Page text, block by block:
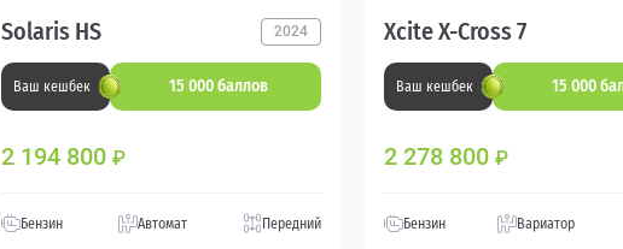
Solaris HS 2024
Ваш кешбек 15 000 баллов
2 194 800 ₽
Бензин Автомат Передний
Xcite X-Cross 7
Ваш кешбек 15 000
2 278 800 ₽
Бензин Вариатор